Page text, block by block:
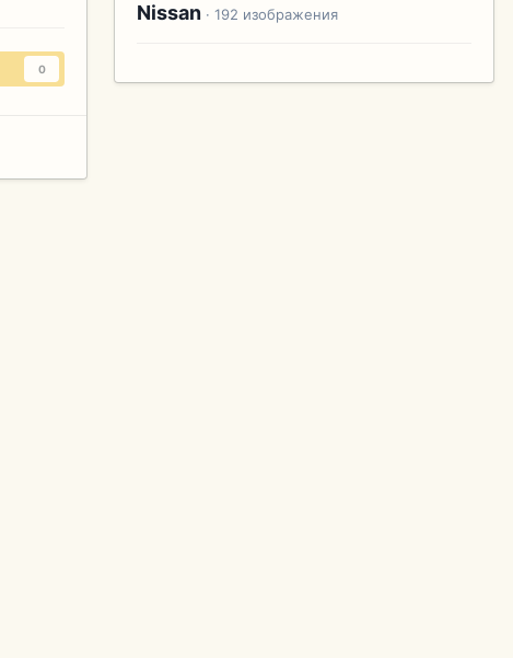
0
Nissan · 192 изображения